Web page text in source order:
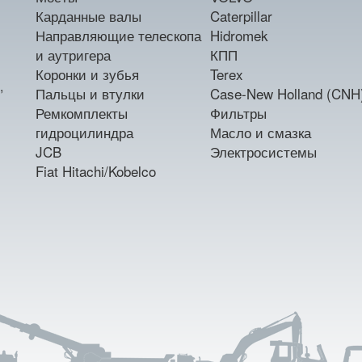
Карданные валы
Направляющие телескопа
и аутригера
Коронки и зубья
Пальцы и втулки
Ремкомплекты
гидроцилиндра
JCB
Fiat Hitachi/Kobelco
Caterpillar
Hidromek
КПП
Terex
Case-New Holland
Фильтры
Масло и смазка
Электросистемы